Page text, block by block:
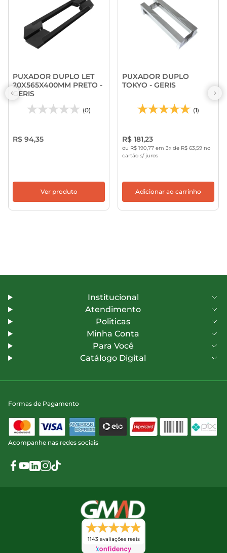
PUXADOR DUPLO LET
20X565X400MM PRETO -
GERIS
(0)
R$ 94,35
Ver produto
PUXADOR DUPLO
TOKYO - GERIS
(1)
R$ 181,23
ou R$ 190,77 em 3x de R$ 63,59 no
cartão s/ juros
Adicionar ao carrinho
Institucional
Atendimento
Politicas
Minha Conta
Para Você
Catálogo Digital
Formas de Pagamento
Acompanhe nas redes sociais
1143 avaliações reais